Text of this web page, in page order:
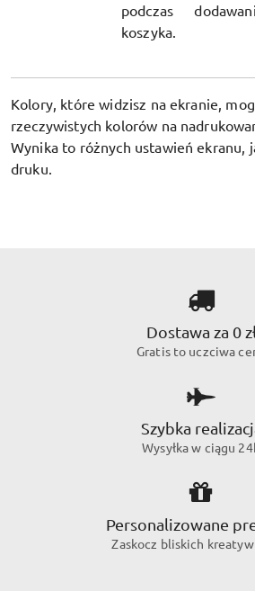
podczas
koszyka.
Kolory, które widzisz na ekranie,
rzeczywistych kolorów na
Wynika to różnych ustawień ekranu,
druku.
Dostawa za 0
Gratis to uczciwa
Szybka
Wysyłka w ciągu
Personalizowane
Zaskocz bliskich